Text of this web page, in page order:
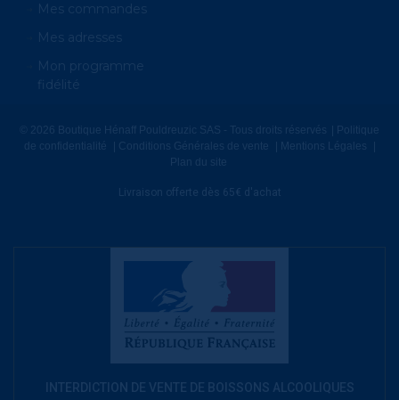
Mes commandes
Mes adresses
Mon programme
fidélité
© 2026 Boutique Hénaff Pouldreuzic SAS - Tous droits réservés
Politique
de confidentialité
Conditions Générales de vente
Mentions Légales
Plan du site
Livraison offerte dès 65€ d'achat
INTERDICTION DE VENTE DE BOISSONS ALCOOLIQUES